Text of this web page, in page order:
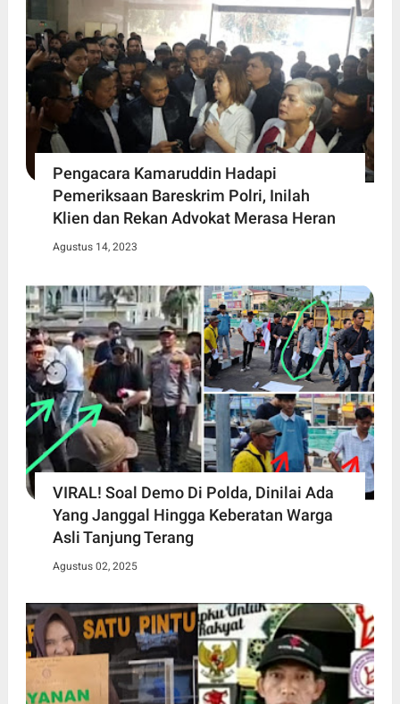
Pengacara Kamaruddin Hadapi
Pemeriksaan Bareskrim Polri, Inilah
Klien dan Rekan Advokat Merasa Heran
Agustus 14, 2023
VIRAL! Soal Demo Di Polda, Dinilai Ada
Yang Janggal Hingga Keberatan Warga
Asli Tanjung Terang
Agustus 02, 2025